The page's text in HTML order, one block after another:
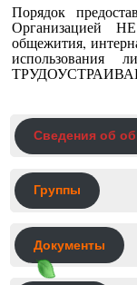
Порядок
Организацией
общежития,
Сведения об
Группы
Документы